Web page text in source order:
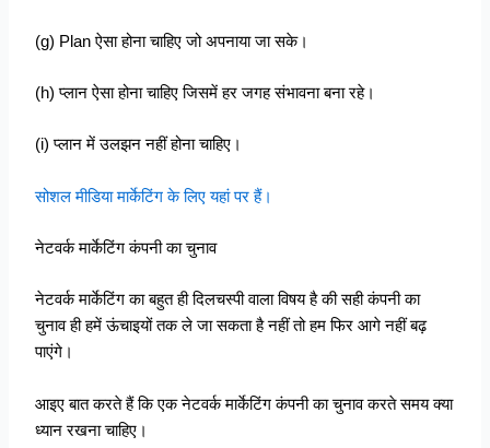
(g) Plan ऐसा होना चाहिए जो अपनाया जा सके।
(h) प्लान ऐसा होना चाहिए जिसमें हर जगह संभावना बना रहे।
(i) प्लान में उलझन नहीं होना चाहिए।
सोशल मीडिया मार्केटिंग के लिए यहां पर हैं।
नेटवर्क मार्केटिंग कंपनी का चुनाव
नेटवर्क मार्केटिंग का बहुत ही दिलचस्पी वाला विषय है की सही कंपनी का
चुनाव ही हमें ऊंचाइयों तक ले जा सकता है नहीं तो हम फिर आगे नहीं बढ़
पाएंगे।
आइए बात करते हैं कि एक नेटवर्क मार्केटिंग कंपनी का चुनाव करते समय क्या
ध्यान रखना चाहिए।